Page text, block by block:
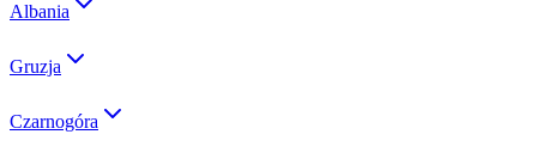
Albania
Gruzja
Czarnogóra